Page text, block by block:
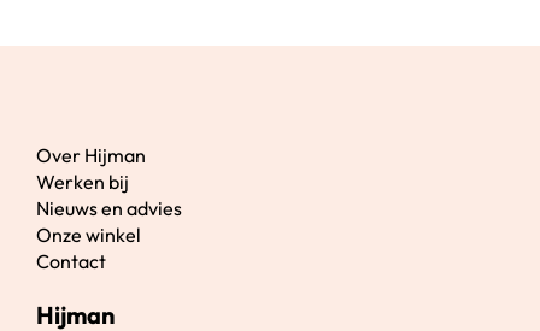
Over Hijman
Werken bij
Nieuws en advies
Onze winkel
Contact
Hijman